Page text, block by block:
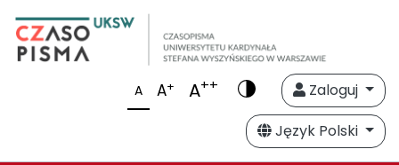
A A+ A++
Zaloguj
Język Polski